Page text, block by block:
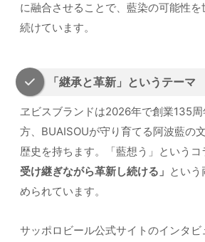
に融合させることで、藍染の可能性
続けています。
「継承と革新」というテーマ
ヱビスブランドは2026年で創業135
方、BUAISOUが守り育てる阿波藍の
歴史を持ちます。「藍想う」というコ
受け継ぎながら革新し続ける」 とい
められています。
サッポロビール公式サイトのインタビ